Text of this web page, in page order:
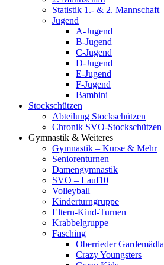
Statistik 1.- & 2. Mannschaft
Jugend
A-Jugend
B-Jugend
C-Jugend
D-Jugend
E-Jugend
F-Jugend
Bambini
Stockschützen
Abteilung Stockschützen
Chronik SVO-Stockschützen
Gymnastik & Weiteres
Gymnastik – Kurse & Mehr
Seniorenturnen
Damengymnastik
SVO – Lauf10
Volleyball
Kinderturngruppe
Eltern-Kind-Turnen
Krabbelgruppe
Fasching
Oberrieder Gardemädla
Crazy Youngsters